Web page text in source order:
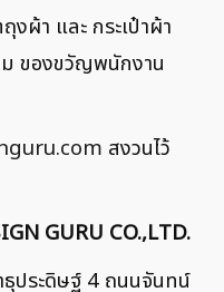
ผ้า และ กระเป๋าผ้า
ม ของขวัญพนักงาน
สงวนไว้
GURU CO.,LTD.
ประดิษฐ์ 4 ถนนจันทน์